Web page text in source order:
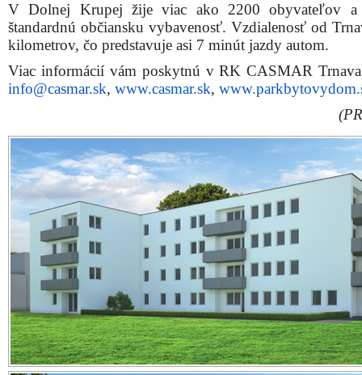
V Dolnej Krupej žije viac ako 2200 obyvateľov a
štandardnú občiansku vybavenosť. Vzdialenosť od
kilometrov, čo predstavuje asi 7 minút jazdy autom.
Viac informácií vám poskytnú v RK CASMAR
info@casmar.sk, www.casmar.sk,